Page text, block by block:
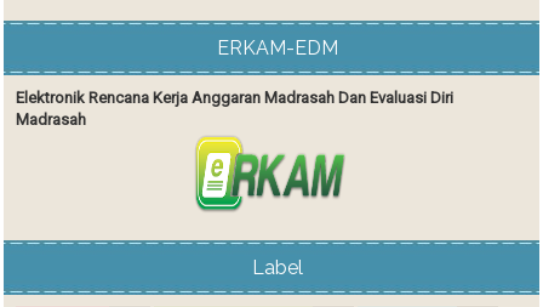
ERKAM-EDM
Elektronik Rencana Kerja Anggaran Madrasah Dan Evaluasi Diri
Madrasah
Label